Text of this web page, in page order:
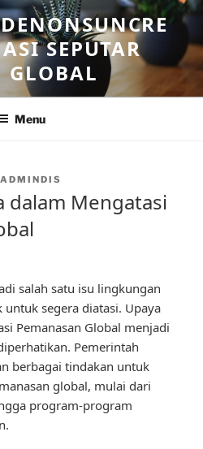
SEPUTAR
GLOBAL
Menu
ADMINDIS
dalam Mengatasi
salah satu isu lingkungan
segera diatasi. Upaya
Pemanasan Global menjadi
Pemerintah
berbagai tindakan untuk
global, mulai dari
program-program